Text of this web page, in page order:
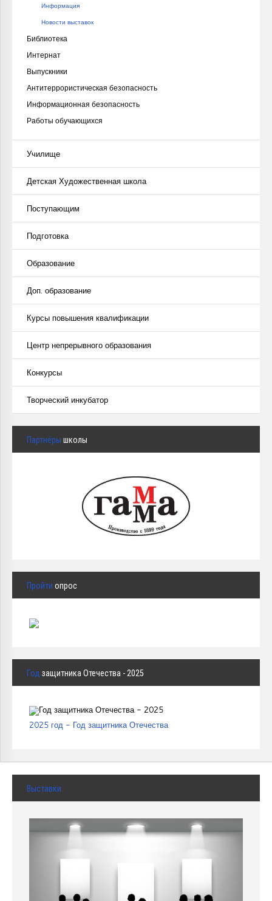
Информация
Новости выставок
Библиотека
Интернат
Выпускники
Антитеррористическая безопасность
Информационная безопасность
Работы обучающихся
Училище
Детская Художественная школа
Поступающим
Подготовка
Образование
Доп. образование
Курсы повышения квалификации
Центр непрерывного образования
Конкурсы
Творческий инкубатор
Партнёры школы
Пройти опрос
Год защитника Отечества - 2025
2025 год - Год защитника Отечества
Выставки